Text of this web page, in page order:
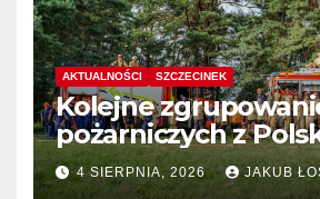
AKTUALNOŚCI SZCZECINEK
Kolejne
pożarniczych z
Niemiec w regionie
4 SIERPNIA, 2026 JAKUB